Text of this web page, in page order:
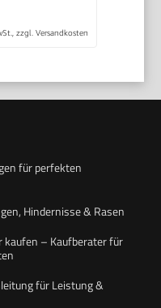
zzgl. Versandkosten
für perfekten
Hindernisse & Rasen
kaufen – Kaufberater für
für Leistung &